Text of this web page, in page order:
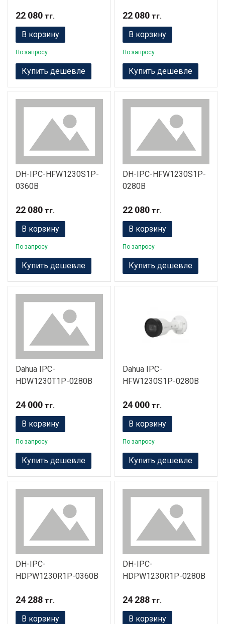
22 080 тг.
В корзину
По запросу
Купить дешевле
22 080тг.
В корзину
По запросу
Купить дешевле
DH-IPC-HFW1230S1P-
0360B
22 080 тг.
В корзину
По запросу
Купить дешевле
DH-IPC-HFW1230S1P-
0280B
22 080тг.
В корзину
По запросу
Купить дешевле
Dahua IPC-
HDW1230T1P-0280B
24 000 тг.
В корзину
По запросу
Купить дешевле
Dahua IPC-
HFW1230S1P-0280B
24 000тг.
В корзину
По запросу
Купить дешевле
DH-IPC-
HDPW1230R1P-0360B
24 288 тг.
В корзину
DH-IPC-
HDPW1230R1P-0280B
24 288тг.
В корзину